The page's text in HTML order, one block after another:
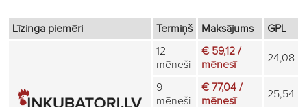
Līzinga piemēri Termiņš Maksājums GPL
12
mēneši
€ 59,12 /
mēnesī
24,08
9
mēneši
€ 77,04 /
mēnesī
25,54